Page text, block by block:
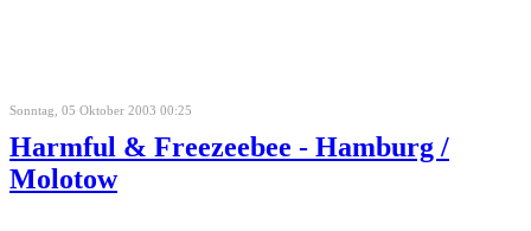
Sonntag, 05 Oktober 2003 00:25
Harmful & Freezeebee - Hamburg /
Molotow